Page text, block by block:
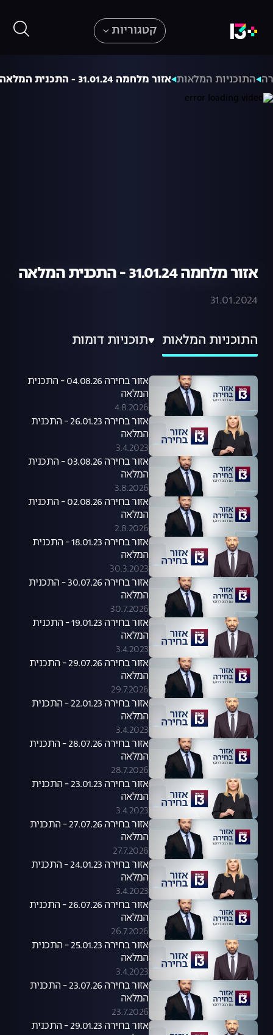
קטגוריות
התוכניות המלאות אזור מלחמה 31.01.24 - התכנית המלאה
אזור מלחמה 31.01.24 - התכנית המלאה
31.01.2024
התוכניות המלאות תוכניות דומות
אזור בחירה 04.08.26 - התכנית
המלאה
4.8.2026
אזור בחירה 26.01.23 - התכנית
המלאה
3.4.2023
אזור בחירה 03.08.26 - התכנית
המלאה
3.8.2026
אזור בחירה 02.08.26 - התכנית
המלאה
2.8.2026
אזור בחירה 18.01.23 - התכנית
המלאה
30.3.2023
אזור בחירה 30.07.26 - התכנית
המלאה
30.7.2026
אזור בחירה 19.01.23 - התכנית
המלאה
3.4.2023
אזור בחירה 29.07.26 - התכנית
המלאה
29.7.2026
אזור בחירה 22.01.23 - התכנית
המלאה
3.4.2023
אזור בחירה 28.07.26 - התכנית
המלאה
28.7.2026
אזור בחירה 23.01.23 - התכנית
המלאה
3.4.2023
אזור בחירה 27.07.26 - התכנית
המלאה
27.7.2026
אזור בחירה 24.01.23 - התכנית
המלאה
3.4.2023
אזור בחירה 26.07.26 - התכנית
המלאה
26.7.2026
אזור בחירה 25.01.23 - התכנית
המלאה
3.4.2023
אזור בחירה 23.07.26 - התכנית
המלאה
23.7.2026
אזור בחירה 29.01.23 - התכנית